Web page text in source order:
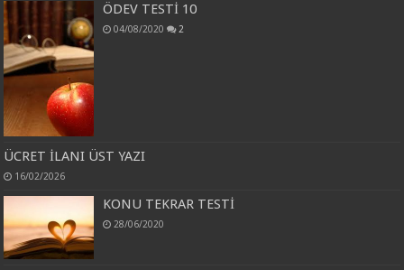
ÖDEV TESTİ 10
04/08/2020 2
ÜCRET İLANI ÜST YAZI
16/02/2026
KONU TEKRAR TESTİ
28/06/2020